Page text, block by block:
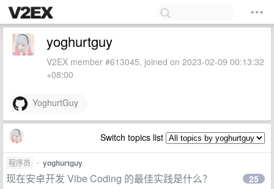
yoghurtguy
V2EX member #613045, joined on 2023-02-09 00:13:32
+08:00
YoghurtGuy
Switch topics list
程序员 • yoghurtguy
现在安卓开发 Vibe Coding 的最佳实践是什么？ 25